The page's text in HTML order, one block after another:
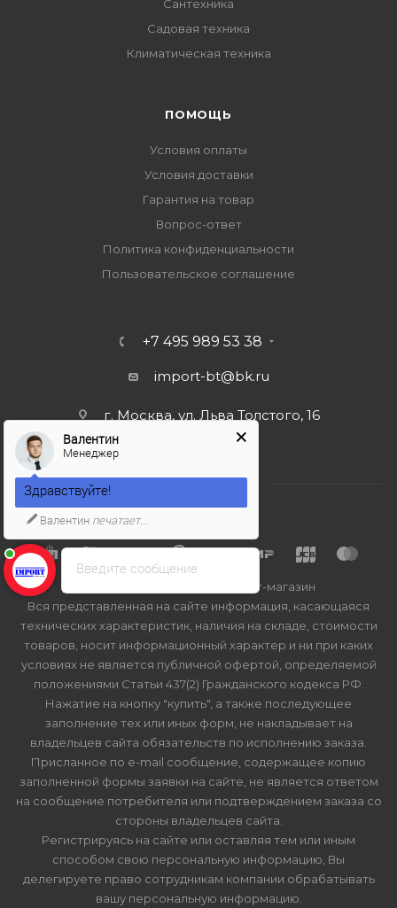
Сантехника
Садовая техника
Климатическая техника
ПОМОЩЬ
Условия оплаты
Условия доставки
Гарантия на товар
Вопрос-ответ
Политика конфиденциальности
Пользовательское соглашение
+7 495 989 53 38
import-bt@bk.ru
г. Москва, ул. Льва Толстого, 16
2026 © Import-bt.ru - интернет-магазин
Вся представленная на сайте информация, касающаяся
технических характеристик, наличия на складе, стоимости
товаров, носит информационный характер и ни при каких
условиях не является публичной офертой, определяемой
положениями Статьи 437(2) Гражданского кодекса РФ.
Нажатие на кнопку "купить", а также последующее
заполнение тех или иных форм, не накладывает на
владельцев сайта обязательств по исполнению заказа.
Присланное по e-mail сообщение, содержащее копию
заполненной формы заявки на сайте, не является ответом
на сообщение потребителя или подтверждением заказа со
стороны владельцев сайта.
Регистрируясь на сайте или оставляя тем или иным
способом свою персональную информацию, Вы
делегируете право сотрудникам компании обрабатывать
вашу персональную информацию.
Введите сообщение
Валентин
Менеджер
Здравствуйте!
Валентин печатает...